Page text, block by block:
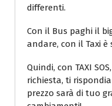
differenti.
Con il Bus paghi il
andare, con il Taxi
Quindi, con TAXI
richiesta, ti
prezzo sarà di tuo